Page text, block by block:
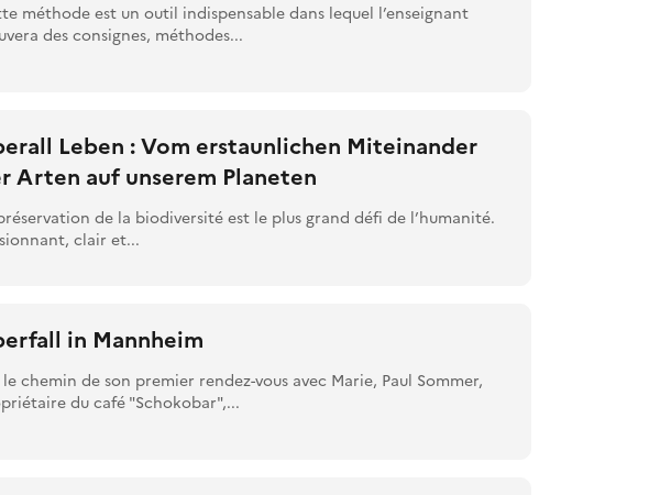
méthode est un outil indispensable dans lequel l’enseignant
des consignes, méthodes...
Leben : Vom erstaunlichen Miteinander
Arten auf unserem Planeten
de la biodiversité est le plus grand défi de l’humanité.
clair et...
in Mannheim
le chemin de son premier rendez-vous avec Marie, Paul Sommer,
du café "Schokobar",...